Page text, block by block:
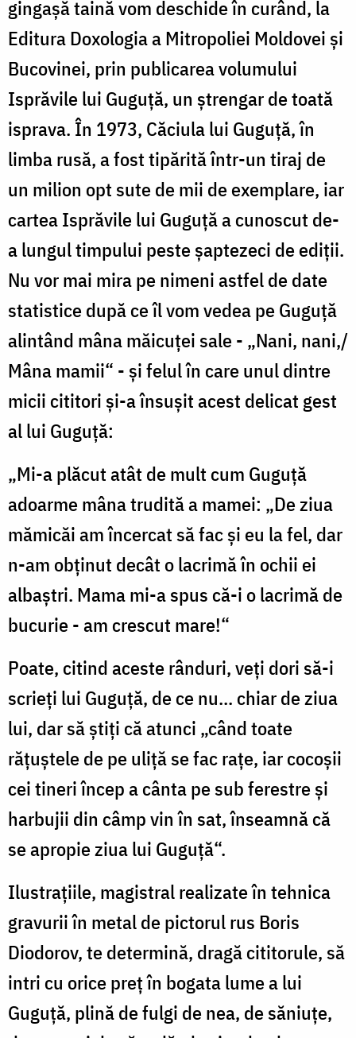
gingaşă taină vom deschide în curând, la
Editura Doxologia a Mitropoliei Moldovei şi
Bucovinei, prin publicarea volumului
Isprăvile lui Guguţă, un ştrengar de toată
isprava. În 1973, Căciula lui Guguţă, în
limba rusă, a fost tipărită într-un tiraj de
un milion opt sute de mii de exemplare, iar
cartea Isprăvile lui Guguţă a cunoscut de-
a lungul timpului peste şaptezeci de ediţii.
Nu vor mai mira pe nimeni astfel de date
statistice după ce îl vom vedea pe Guguţă
alintând mâna măicuţei sale - „Nani, nani,/
Mâna mamii“ - şi felul în care unul dintre
micii cititori şi-a însuşit acest delicat gest
al lui Guguţă:
„Mi-a plăcut atât de mult cum Guguţă
adoarme mâna trudită a mamei: „De ziua
mămicăi am încercat să fac şi eu la fel, dar
n-am obţinut decât o lacrimă în ochii ei
albaştri. Mama mi-a spus că-i o lacrimă de
bucurie - am crescut mare!“
Poate, citind aceste rânduri, veţi dori să-i
scrieţi lui Guguţă, de ce nu... chiar de ziua
lui, dar să ştiţi că atunci „când toate
răţuştele de pe uliţă se fac raţe, iar cocoşii
cei tineri încep a cânta pe sub ferestre şi
harbujii din câmp vin în sat, înseamnă că
se apropie ziua lui Guguţă“.
Ilustraţiile, magistral realizate în tehnica
gravurii în metal de pictorul rus Boris
Diodorov, te determină, dragă cititorule, să
intri cu orice preţ în bogata lume a lui
Guguţă, plină de fulgi de nea, de săniuţe,